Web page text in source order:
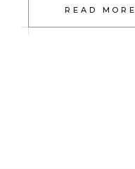
READ MORE